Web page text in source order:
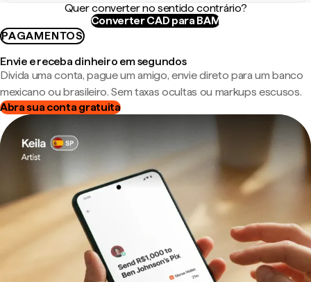
Quer converter no sentido contrário?
Converter CAD para BAM
PAGAMENTOS
Envie e receba dinheiro em segundos
Divida uma conta, pague um amigo, envie direto para um banco
mexicano ou brasileiro. Sem taxas ocultas ou markups escusos.
Abra sua conta gratuita